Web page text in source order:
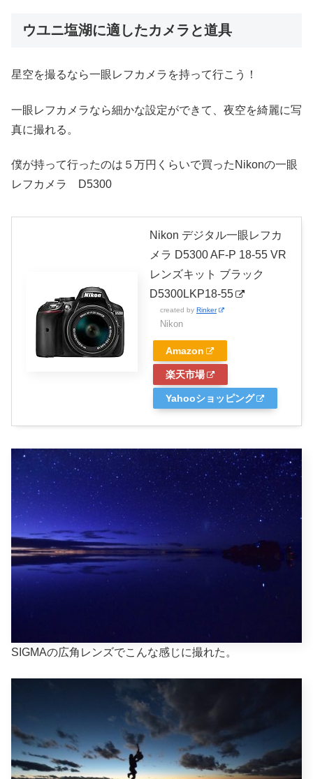
ウユニ塩湖に適したカメラと道具
星空を撮るなら一眼レフカメラを持って行こう！
一眼レフカメラなら細かな設定ができて、夜空を綺麗に写
真に撮れる。
僕が持って行ったのは５万円くらいで買ったNikonの一眼
レフカメラ D5300
Nikon デジタル一眼レフカ
メラ D5300 AF-P 18-55 VR
レンズキット ブラック
D5300LKP18-55
created by Rinker
Nikon
Amazon
楽天市場
Yahooショッピング
SIGMAの広角レンズでこんな感じに撮れた。